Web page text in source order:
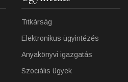
Titkárság
Elektronikus ügyintézés
Anyakönyvi igazgatás
Szociális ügyek